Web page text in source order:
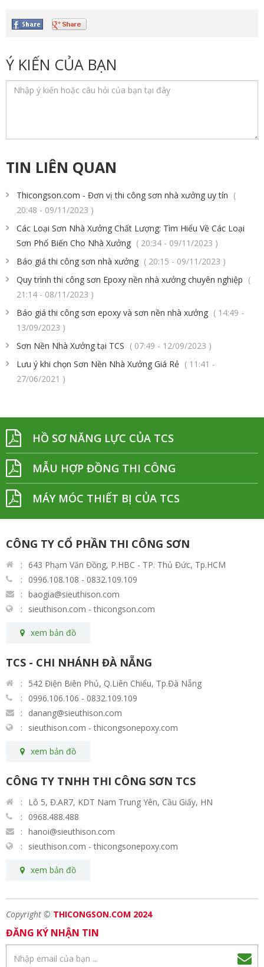
Ý KIẾN CỦA BẠN
TIN LIÊN QUAN
Thicongson.com - Đơn vị thi công sơn nhà xưởng uy tín (
20:48 - 09/11/2023 )
Các Loại Sơn Nhà Xưởng Chất Lượng: Tìm Hiểu Về Các Loại
Sơn Phổ Biến Cho Nhà Xưởng ( 20:34 - 09/11/2023 )
Báo giá thi công sơn nhà xưởng ( 20:15 - 09/11/2023 )
Quy trình thi công sơn Epoxy nền nhà xưởng chuyên nghiệp (
21:14 - 08/11/2023 )
Báo giá thi công sơn epoxy và sơn nền nhà xưởng ( 14:49 -
13/09/2023 )
Sơn Nền Nhà Xưởng tại TCS ( 07:49 - 12/09/2023 )
Lưu ý khi chọn Sơn Nền Nhà Xưởng Giá Rẻ ( 11:41 -
27/06/2021 )
HỒ SƠ NĂNG LỰC CỦA TCS
MẪU HỢP ĐỒNG THI CÔNG
MÁY MÓC THIẾT BỊ CỦA TCS
CÔNG TY CỔ PHẦN THI CÔNG SƠN
643 Phạm Văn Đồng, P.HBC - TP. Thủ Đức, Tp.HCM
0996.108.108 - 0832.109.109
baogia@sieuthison.com
sieuthison.com - thicongson.com
xem bản đồ
TCS - CHI NHÁNH ĐÀ NẴNG
542 Điện Biên Phủ, Q.Liên Chiểu, Tp.Đà Nẵng
0996.106.106 - 0832.109.109
danang@sieuthison.com
sieuthison.com - thicongsonepoxy.com
xem bản đồ
CÔNG TY TNHH THI CÔNG SƠN TCS
Lô 5, Đ.AR7, KDT Nam Trung Yên, Cầu Giấy, HN
0968.488.488
hanoi@sieuthison.com
sieuthison.com - thicongsonepoxy.com
xem bản đồ
Copyright © THICONGSON.COM 2024
ĐĂNG KÝ NHẬN TIN